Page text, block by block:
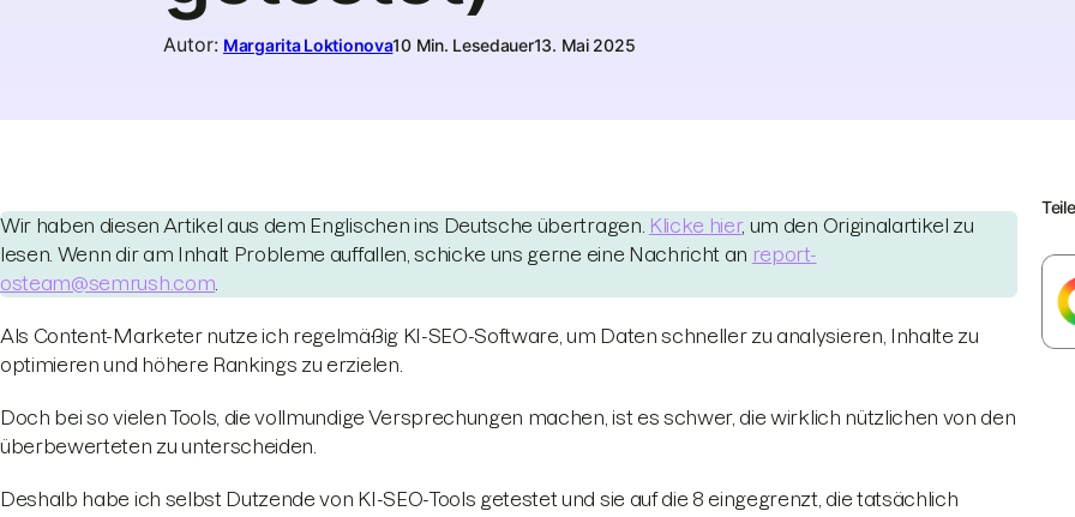
Autor: Margarita Loktionova10 Min. Lesedauer13. Mai 2025
Wir haben diesen Artikel aus dem Englischen ins Deutsche übertragen. Klicke hier, um den Originalartikel zu
lesen. Wenn dir am Inhalt Probleme auffallen, schicke uns gerne eine Nachricht an report-
osteam@semrush.com
Als Content-Marketer nutze ich regelmäßig KI-SEO-Software, um Daten schneller zu analysieren, Inhalte zu
optimieren und höhere Rankings zu erzielen.
Doch bei so vielen Tools, die vollmundige Versprechungen machen, ist es schwer, die wirklich nützlichen von den
überbewerteten zu unterscheiden.
Deshalb habe ich selbst Dutzende von KI-SEO-Tools getestet und sie auf die 8 eingegrenzt, die tatsächlich